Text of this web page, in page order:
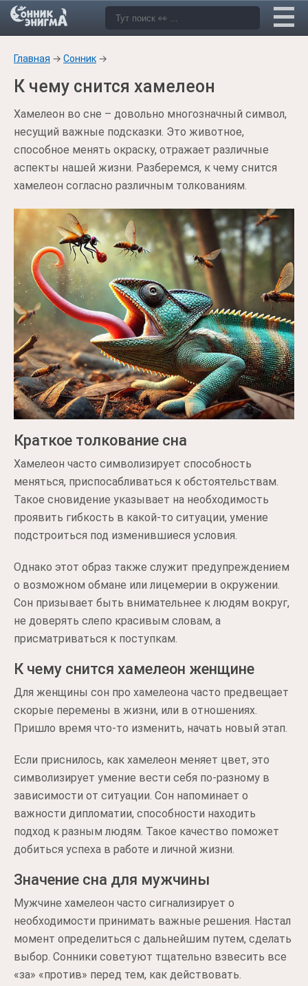
Главная → Сонник →
К чему снится хамелеон
Хамелеон во сне – довольно многозначный символ,
несущий важные подсказки. Это животное,
способное менять окраску, отражает различные
аспекты нашей жизни. Разберемся, к чему снится
хамелеон согласно различным толкованиям.
Краткое толкование сна
Хамелеон часто символизирует способность
меняться, приспосабливаться к обстоятельствам.
Такое сновидение указывает на необходимость
проявить гибкость в какой-то ситуации, умение
подстроиться под изменившиеся условия.
Однако этот образ также служит предупреждением
о возможном обмане или лицемерии в окружении.
Сон призывает быть внимательнее к людям вокруг,
не доверять слепо красивым словам, а
присматриваться к поступкам.
К чему снится хамелеон женщине
Для женщины сон про хамелеона часто предвещает
скорые перемены в жизни, или в отношениях.
Пришло время что-то изменить, начать новый этап.
Если приснилось, как хамелеон меняет цвет, это
символизирует умение вести себя по-разному в
зависимости от ситуации. Сон напоминает о
важности дипломатии, способности находить
подход к разным людям. Такое качество поможет
добиться успеха в работе и личной жизни.
Значение сна для мужчины
Мужчине хамелеон часто сигнализирует о
необходимости принимать важные решения. Настал
момент определиться с дальнейшим путем, сделать
выбор. Сонники советуют тщательно взвесить все
«за» «против» перед тем, как действовать.